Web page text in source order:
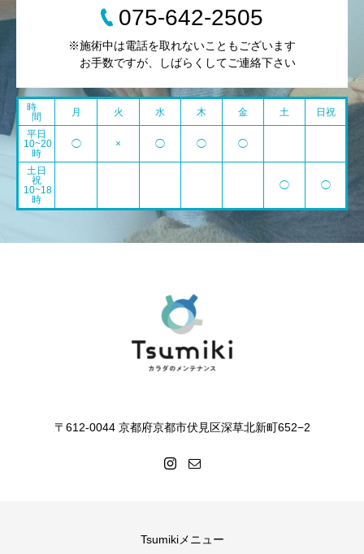
075-642-2505
※施術中は電話を取れないこともございます
お手数ですが、しばらくしてご連絡下さい
時
間
月 火 水 木 金 土
日祝
平日
10~20
時
◯ × ◯ ◯ ◯
土日
祝
10~18
時
◯ ◯
〒612-0044 京都府京都市伏見区深草北新町652−2
Tsumikiメニュー